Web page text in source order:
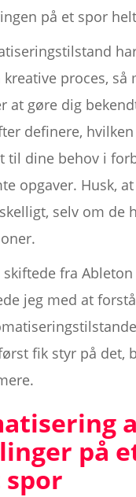
på et spor
proces, så
at gøre dig
definere,
til dine behov i
opgaver. Husk,
selv om de
skiftede fra
jeg med at
fik styr på det,
på